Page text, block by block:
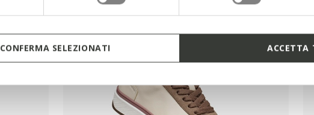
CONFERMA SELEZIONATI ACCETTA